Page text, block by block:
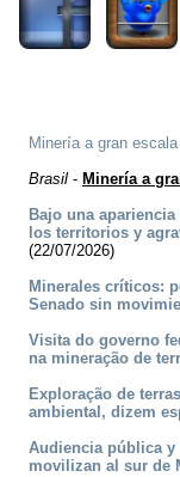
Minería a gran escala
Brasil - Minería a
Bajo una
los territorios y
(22/07/2026)
Minerales críticos:
Senado sin
Visita do governo
na mineração de
Exploração de
ambiental, dizem
Audiencia pública y
movilizan al sur de